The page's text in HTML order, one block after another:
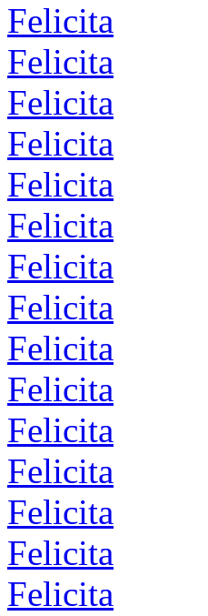
Felicita
Felicita
Felicita
Felicita
Felicita
Felicita
Felicita
Felicita
Felicita
Felicita
Felicita
Felicita
Felicita
Felicita
Felicita